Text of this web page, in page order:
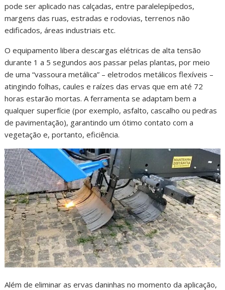
pode ser aplicado nas calçadas, entre paralelepípedos,
margens das ruas, estradas e rodovias, terrenos não
edificados, áreas industriais etc.
O equipamento libera descargas elétricas de alta tensão
durante 1 a 5 segundos aos passar pelas plantas, por meio
de uma “vassoura metálica” – eletrodos metálicos flexíveis –
atingindo folhas, caules e raízes das ervas que em até 72
horas estarão mortas. A ferramenta se adaptam bem a
qualquer superfície (por exemplo, asfalto, cascalho ou pedras
de pavimentação), garantindo um ótimo contato com a
vegetação e, portanto, eficiência.
Além de eliminar as ervas daninhas no momento da aplicação,